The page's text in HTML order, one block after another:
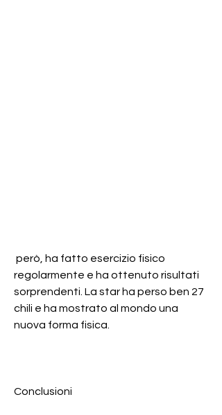
regolarmente e ha ottenuto risultati
sorprendenti. La star ha perso ben 27
chili e ha mostrato al mondo una
nuova forma fisica.
Conclusioni